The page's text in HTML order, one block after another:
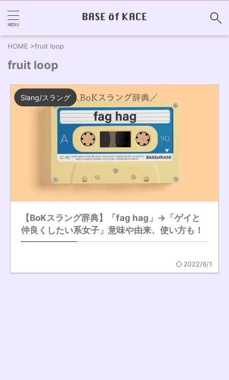
HOME >fruit loop
fruit loop
Slang/スラング
【BoKスラング辞典】「fag hag」→「ゲイと
仲良くしたい系女子」意味や由来、使い方も！
2022/6/1